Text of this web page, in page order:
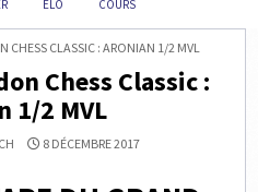
ELO COURS
CHESS CLASSIC : ARONIAN 1/2 MVL
Chess Classic :
1/2 MVL
8 DÉCEMBRE 2017